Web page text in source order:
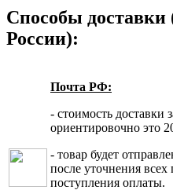
Способы доставки
России):
Почта РФ:
- стоимость доставки
ориентировочно это
- товар будет
после уточнения всех
поступления оплаты.